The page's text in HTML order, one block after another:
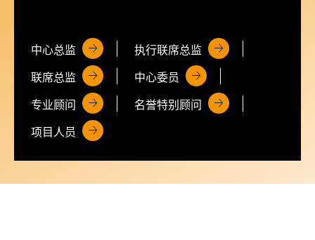
中心总监
执行联席总监
联席总监
中心委员
专业顾问
名誉特别顾问
项目人员